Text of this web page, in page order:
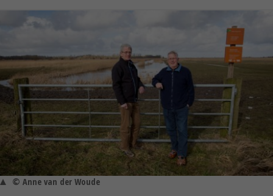
© Anne van der Woude